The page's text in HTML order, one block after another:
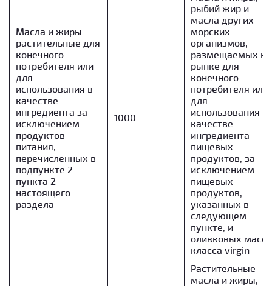
Масла и жиры
растительные для
конечного
потребителя или
для
использования в
качестве
ингредиента за
исключением
продуктов
питания,
перечисленных в
подпункте 2
пункта 2
настоящего
раздела
1000
рыбий жир и
масла других
морских
организмов,
размещаемых на
рынке для
конечного
потребителя или
для
использования в
качестве
ингредиента
пищевых
продуктов, за
исключением
пищевых
продуктов,
указанных в
следующем
пункте, и
оливковых масел
класса virgin
Растительные
масла и жиры,